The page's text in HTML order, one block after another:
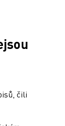
čili